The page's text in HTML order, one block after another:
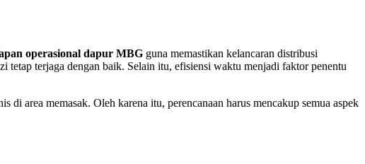
operasional dapur MBG guna memastikan kelancaran distribusi
tetap terjaga dengan baik. Selain itu, efisiensi waktu menjadi faktor penentu
area memasak. Oleh karena itu, perencanaan harus mencakup semua aspek